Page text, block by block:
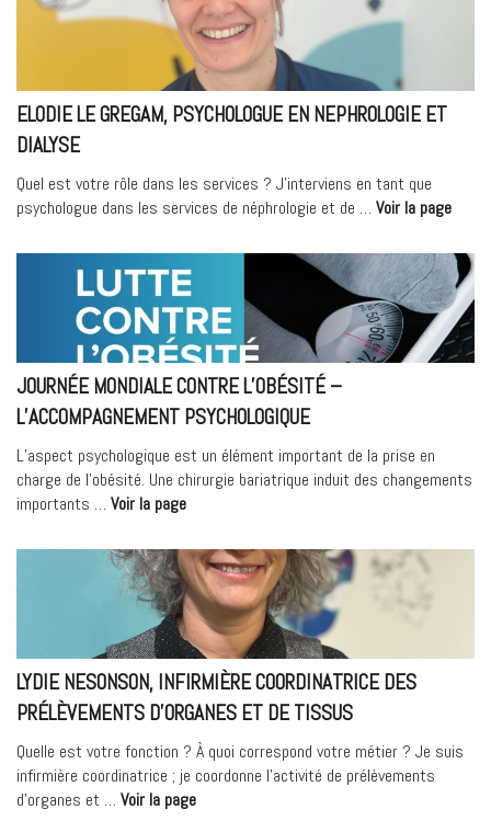
ELODIE LE GREGAM, PSYCHOLOGUE EN NEPHROLOGIE ET
DIALYSE
Quel est votre rôle dans les services ? J’interviens en tant que
psychologue dans les services de néphrologie et de … Voir la page«
EN
ET
JOURNÉE MONDIALE CONTRE L’OBÉSITÉ –
L’ACCOMPAGNEMENT PSYCHOLOGIQUE
L’aspect psychologique est un élément important de la prise en
charge de l’obésité. Une chirurgie bariatrique induit des changements
importants … Voir la page« Journée
contre
l’obésité
–
L’accompagnement
psychologique »
LYDIE NESONSON, INFIRMIÈRE COORDINATRICE DES
PRÉLÈVEMENTS D’ORGANES ET DE TISSUS
Quelle est votre fonction ? À quoi correspond votre métier ? Je suis
infirmière coordinatrice ; je coordonne l’activité de prélèvements
d’organes et … Voir la page« Lydie